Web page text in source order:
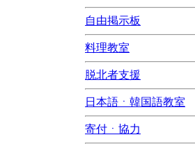
自由掲示板
料理教室
脱北者支援
日本語ㆍ韓国語教室
寄付ㆍ協力